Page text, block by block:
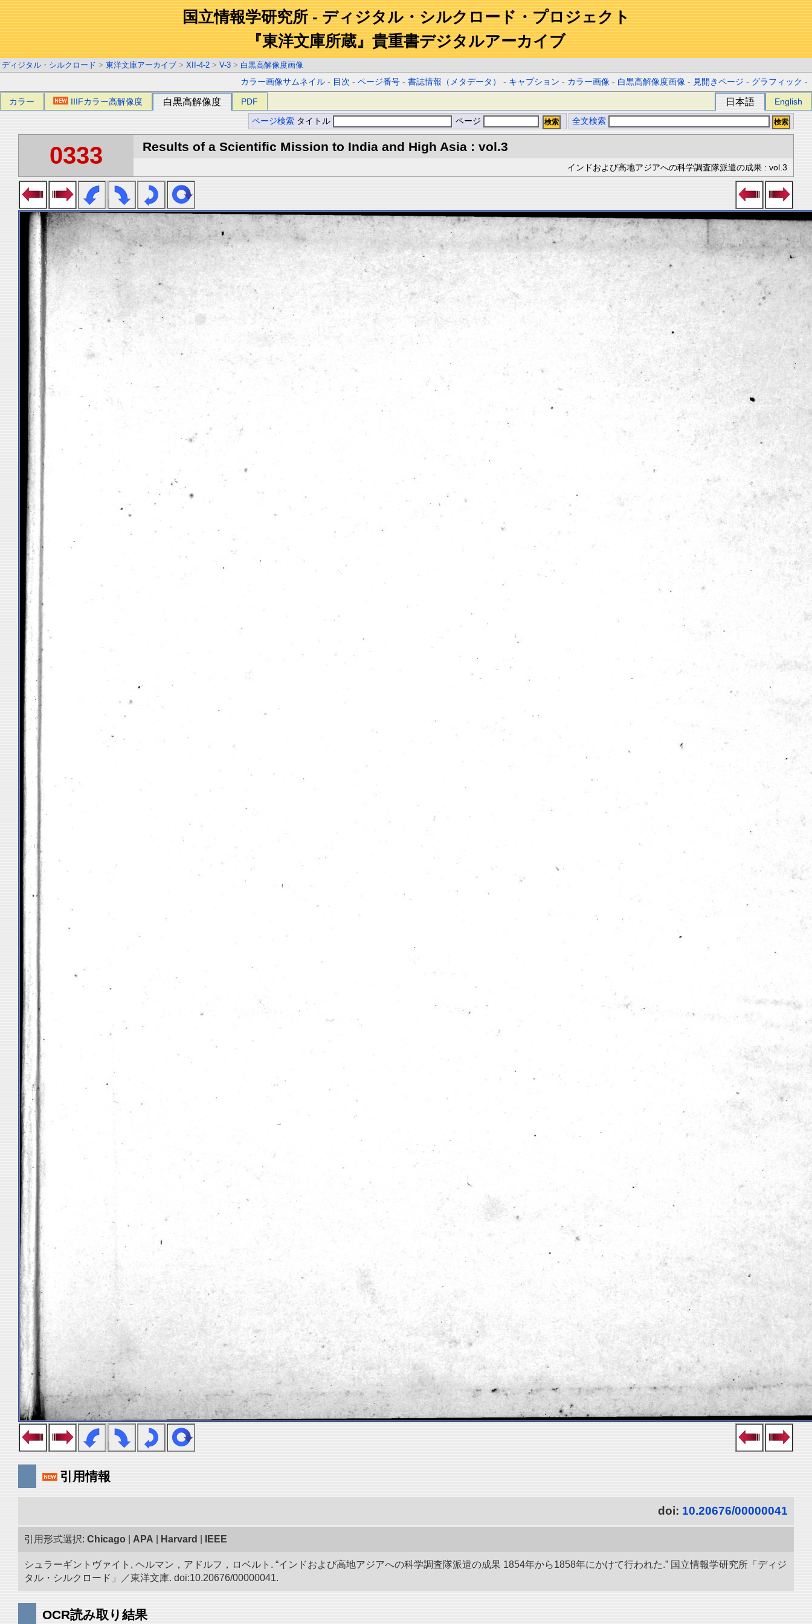
国立情報学研究所 - ディジタル・シルクロード・プロジェクト
『東洋文庫所蔵』貴重書デジタルアーカイブ
ディジタル・シルクロード > 東洋文庫アーカイブ > XII-4-2 > V-3 > 白黒高解像度画像
カラー画像サムネイル - 目次 -ページ番号 -書誌情報（メタデータ） - キャプション - カラー画像 - 白黒高解像度画像 - 見開きページ - グラフィック -
カラー IIIFカラー高解像度 白黒高解像度 PDF 日本語 English
ページ検索 タイトル ページ 全文検索
0333 Results of a Scientific Mission to India and High Asia : vol.3
インドおよび高地アジアへの科学調査隊派遣の成果 : vol.3
引用情報
doi: 10.20676/00000041
引用形式選択: Chicago APA Harvard IEEE
シュラーギントヴァイト, ヘルマン，アドルフ，ロベルト. “インドおよび高地アジアへの科学調査隊派遣の成果 1854年から1858年にかけて行われた.” 国立情報学研究所「ディジ
タル・シルクロード」／東洋文庫. doi:10.20676/00000041.
OCR読み取り結果